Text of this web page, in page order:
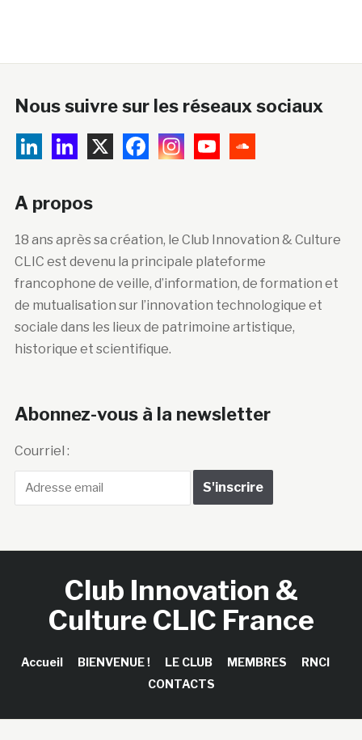
Nous suivre sur les réseaux sociaux
A propos
18 ans après sa création, le Club Innovation & Culture
CLIC est devenu la principale plateforme
francophone de veille, d’information, de formation et
de mutualisation sur l’innovation technologique et
sociale dans les lieux de patrimoine artistique,
historique et scientifique.
Abonnez-vous à la newsletter
Courriel :
Club Innovation &
Culture CLIC France
Accueil BIENVENUE ! LE CLUB MEMBRES
RNCI
CONTACTS